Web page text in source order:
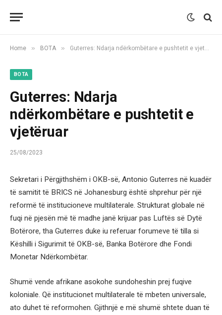
Home » BOTA » Guterres: Ndarja ndërkombëtare e pushtetit e vjetëruar
BOTA
Guterres: Ndarja
ndërkombëtare e pushtetit e
vjetëruar
25/08/2023
Sekretari i Përgjithshëm i OKB-së, Antonio Guterres në kuadër
të samitit të BRICS në Johanesburg është shprehur për një
reformë të institucioneve multilaterale. Strukturat globale në
fuqi në pjesën më të madhe janë krijuar pas Luftës së Dytë
Botërore, tha Guterres duke iu referuar forumeve të tilla si
Këshilli i Sigurimit të OKB-së, Banka Botërore dhe Fondi
Monetar Ndërkombëtar.
Shumë vende afrikane asokohe sundoheshin prej fuqive
koloniale. Që institucionet multilaterale të mbeten universale,
ato duhet të reformohen. Gjithnjë e më shumë shtete duan të